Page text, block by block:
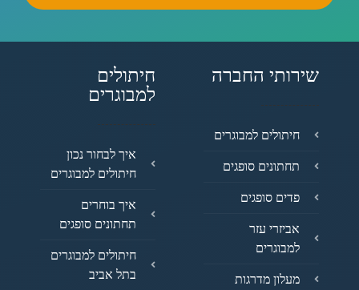
שירותי החברה
חיתולים למבוגרים
תחתונים סופגים
פדים סופגים
אביזרי עזר
למבוגרים
מעלון מדרגות
חיתולים
למבוגרים
איך לבחור נכון
חיתולים למבוגרים
איך בוחרים
תחתונים סופגים
חיתולים למבוגרים
בתל אביב